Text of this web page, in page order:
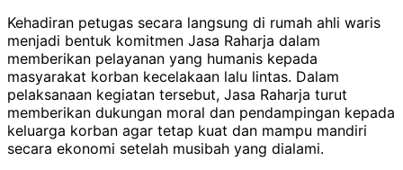
Kehadiran petugas secara langsung di rumah ahli waris
menjadi bentuk komitmen Jasa Raharja dalam
memberikan pelayanan yang humanis kepada
masyarakat korban kecelakaan lalu lintas. Dalam
pelaksanaan kegiatan tersebut, Jasa Raharja turut
memberikan dukungan moral dan pendampingan kepada
keluarga korban agar tetap kuat dan mampu mandiri
secara ekonomi setelah musibah yang dialami.